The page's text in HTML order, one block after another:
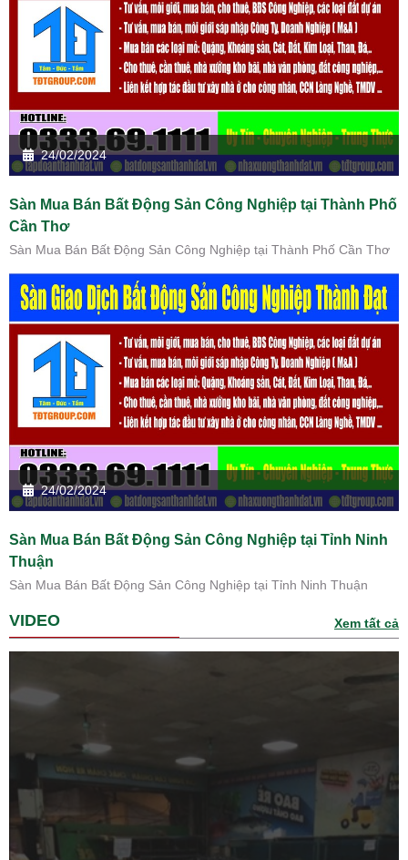
24/02/2024
Sàn Mua Bán Bất Động Sản Công Nghiệp tại Thành Phố
Cần Thơ
Sàn Mua Bán Bất Động Sản Công Nghiệp tại Thành Phố Cần Thơ
24/02/2024
Sàn Mua Bán Bất Động Sản Công Nghiệp tại Tỉnh Ninh
Thuận
Sàn Mua Bán Bất Động Sản Công Nghiệp tại Tỉnh Ninh Thuận
VIDEO Xem tất cả